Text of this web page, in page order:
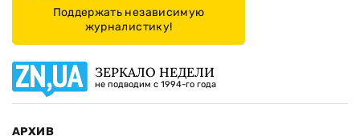
Поддержать независимую
журналистику!
ЗЕРКАЛО НЕДЕЛИ
не подводим с 1994-го года
АРХИВ